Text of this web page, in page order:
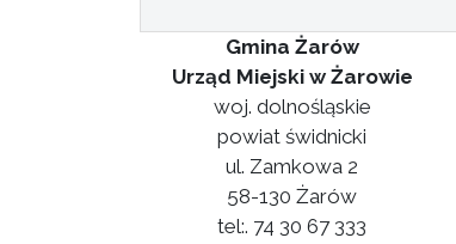
Gmina Żarów
Urząd Miejski w Żarowie
woj. dolnośląskie
powiat świdnicki
ul. Zamkowa 2
58-130 Żarów
tel:. 74 30 67 333